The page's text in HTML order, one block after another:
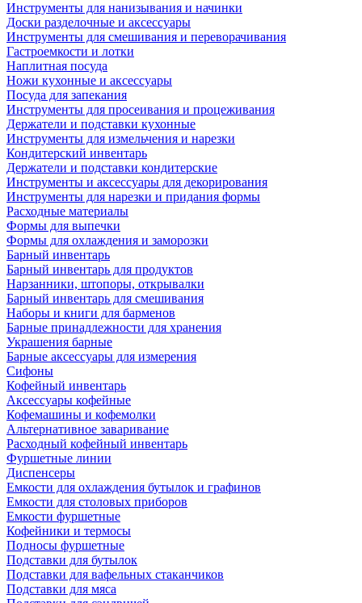
Инструменты для нанизывания и начинки
Доски разделочные и аксессуары
Инструменты для смешивания и переворачивания
Гастроемкости и лотки
Наплитная посуда
Ножи кухонные и аксессуары
Посуда для запекания
Инструменты для просеивания и процеживания
Держатели и подставки кухонные
Инструменты для измельчения и нарезки
Кондитерский инвентарь
Держатели и подставки кондитерские
Инструменты и аксессуары для декорирования
Инструменты для нарезки и придания формы
Расходные материалы
Формы для выпечки
Формы для охлаждения и заморозки
Барный инвентарь
Барный инвентарь для продуктов
Нарзанники, штопоры, открывалки
Барный инвентарь для смешивания
Наборы и книги для барменов
Барные принадлежности для хранения
Украшения барные
Барные аксессуары для измерения
Сифоны
Кофейный инвентарь
Аксессуары кофейные
Кофемашины и кофемолки
Альтернативное заваривание
Расходный кофейный инвентарь
Фуршетные линии
Диспенсеры
Емкости для охлаждения бутылок и графинов
Емкости для столовых приборов
Емкости фуршетные
Кофейники и термосы
Подносы фуршетные
Подставки для бутылок
Подставки для вафельных стаканчиков
Подставки для мяса